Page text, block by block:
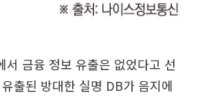
서 금융 정보 유출은 없었다고 선
출된 방대한 실명 DB가 음지에